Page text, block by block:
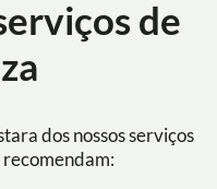
de
dos nossos serviços
recomendam: